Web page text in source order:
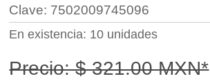
Clave: 7502009745096
En existencia: 10 unidades
Precio: $ 321.00 MXN*